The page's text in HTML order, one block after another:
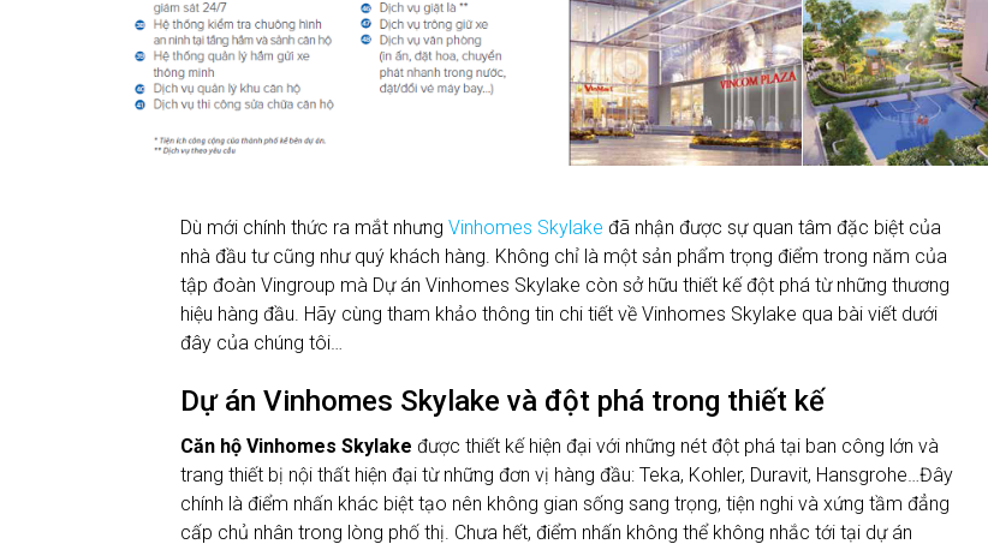
Dù mới chính thức ra mắt nhưng Vinhomes Skylake đã nhận được sự quan tâm đặc biệt của
nhà đầu tư cũng như quý khách hàng. Không chỉ là một sản phẩm trọng điểm trong năm của
tập đoàn Vingroup mà Dự án Vinhomes Skylake còn sở hữu thiết kế đột phá từ những thương
hiệu hàng đầu. Hãy cùng tham khảo thông tin chi tiết về Vinhomes Skylake qua bài viết dưới
đây của chúng tôi…
Dự án Vinhomes Skylake và đột phá trong thiết kế
Căn hộ Vinhomes Skylake được thiết kế hiện đại với những nét đột phá tại ban công lớn và
trang thiết bị nội thất hiện đại từ những đơn vị hàng đầu: Teka, Kohler, Duravit, Hansgrohe…Đây
chính là điểm nhấn khác biệt tạo nên không gian sống sang trọng, tiện nghi và xứng tầm đẳng
cấp chủ nhân trong lòng phố thị. Chưa hết, điểm nhấn không thể không nhắc tới tại dự án